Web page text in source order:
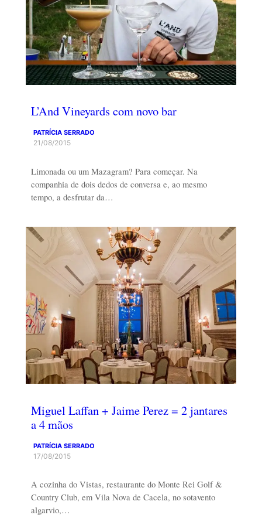
L’And Vineyards com novo bar
PATRÍCIA SERRADO
21/08/2015
Limonada ou um Mazagram? Para começar. Na
companhia de dois dedos de conversa e, ao mesmo
tempo, a desfrutar da…
Miguel Laffan + Jaime Perez = 2 jantares
a 4 mãos
PATRÍCIA SERRADO
17/08/2015
A cozinha do Vistas, restaurante do Monte Rei Golf &
Country Club, em Vila Nova de Cacela, no sotavento
algarvio,…